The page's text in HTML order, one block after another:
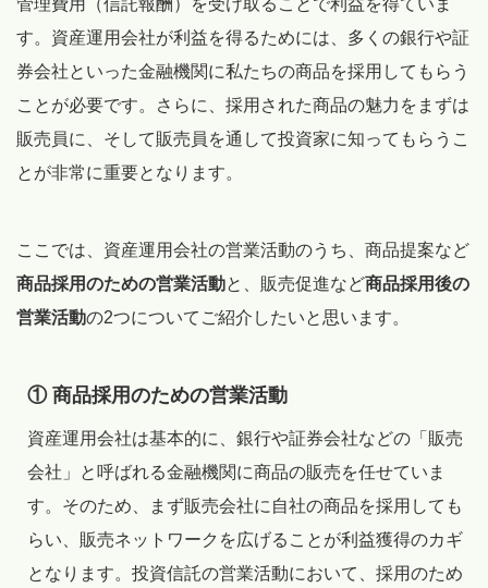
す。資産運用会社が利益を得るためには、多くの銀行や証
券会社といった金融機関に私たちの商品を採用してもらう
ことが必要です。さらに、採用された商品の魅力をまずは
販売員に、そして販売員を通して投資家に知ってもらうこ
とが非常に重要となります。
ここでは、資産運用会社の営業活動のうち、商品提案など
商品採用のための営業活動と、販売促進など商品採用後の
営業活動の2つについてご紹介したいと思います。
① 商品採用のための営業活動
資産運用会社は基本的に、銀行や証券会社などの「販売
会社」と呼ばれる金融機関に商品の販売を任せていま
す。そのため、まず販売会社に自社の商品を採用しても
らい、販売ネットワークを広げることが利益獲得のカギ
となります。投資信託の営業活動において、採用のため